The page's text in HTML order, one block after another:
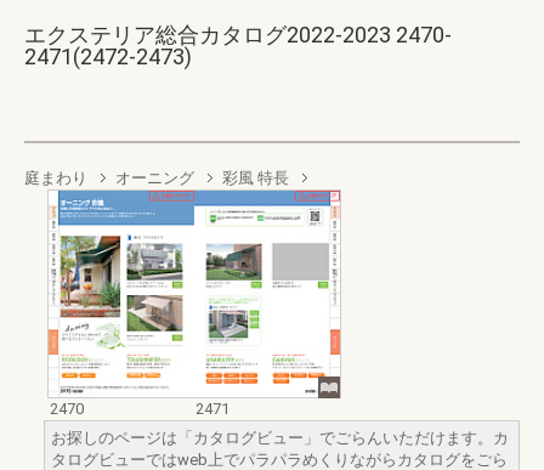
エクステリア総合カタログ2022-2023 2470-
2471(2472-2473)
庭まわり オーニング 彩風 特長
2470
2471
お探しのページは「カタログビュー」でごらんいただけます。カ
タログビューではweb上でパラパラめくりながらカタログをごら